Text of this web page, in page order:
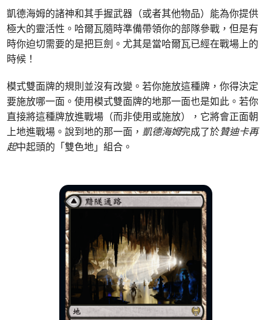
凱德海姆的諸神和其手握武器（或者其他物品）能為你提供
極大的靈活性。哈爾瓦隨時準備帶領你的部隊參戰，但是有
時你迫切需要的是把巨劍。尤其是當哈爾瓦已經在戰場上的
時候！
模式雙面牌的規則並沒有改變。若你施放這種牌，你得決定
要施放哪一面。使用模式雙面牌的地那一面也是如此。若你
直接將這種牌放進戰場（而非使用或施放），它將會正面朝
上地進戰場。說到地的那一面，凱德海姆完成了於贊迪卡再
起中起頭的「雙色地」組合。